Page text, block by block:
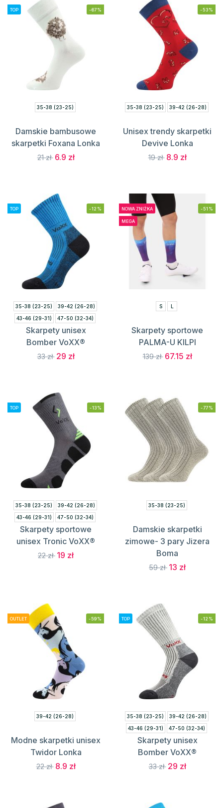
TOP -67%
35-38 (23-25)
Damskie bambusowe
skarpetki Foxana Lonka
21 zł 6.9 zł
-53%
35-38 (23-25) 39-42 (26-28)
Unisex trendy skarpetki
Devive Lonka
19 zł 8.9 zł
TOP -12%
35-38 (23-25)
39-42 (26-28)
43-46 (29-31)
47-50 (32-34)
Skarpety unisex
Bomber VoXX®
33 zł 29 zł
NOWA ZNIŻKA
MEGA
-51%
S L
Skarpety sportowe
PALMA-U KILPI
139 zł 67.15 zł
TOP -13%
35-38 (23-25)
39-42 (26-28)
43-46 (29-31)
47-50 (32-34)
Skarpety sportowe
unisex Tronic VoXX®
22 zł 19 zł
-77%
35-38 (23-25)
Damskie skarpetki
zimowe- 3 pary Jizera
Boma
59 zł 13 zł
OUTLET -59%
39-42 (26-28)
Modne skarpetki unisex
Twidor Lonka
22 zł 8.9 zł
TOP -12%
35-38 (23-25)
39-42 (26-28)
43-46 (29-31)
47-50 (32-34)
Skarpety unisex
Bomber VoXX®
33 zł 29 zł